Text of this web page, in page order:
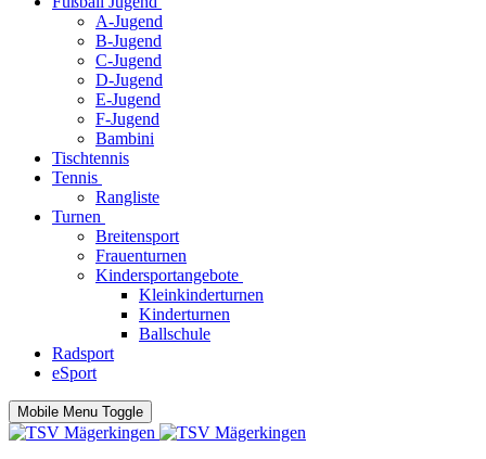
A-Jugend
B-Jugend
C-Jugend
D-Jugend
E-Jugend
F-Jugend
Bambini
Tischtennis
Tennis
Rangliste
Turnen
Breitensport
Frauenturnen
Kindersportangebote
Kleinkinderturnen
Kinderturnen
Ballschule
Radsport
eSport
Mobile Menu Toggle